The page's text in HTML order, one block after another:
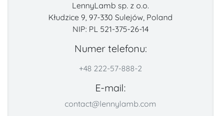
LennyLamb sp. z o.o.
Kłudzice 9, 97-330 Sulejów, Poland
NIP: PL 521-375-26-14
Numer telefonu:
+48 222-57-888-2
E-mail:
contact@lennylamb.com